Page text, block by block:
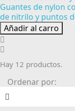
Guantes de nylon
de nitrilo y puntos
Añadir al carro
Hay 12 productos.
Ordenar por: